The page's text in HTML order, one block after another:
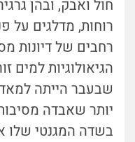
חול ואבק, ובהן
רוחות, מדלגים על
רחבים של דיונות
הגיאולוגיות למים
שבעבר הייתה
יותר שאבדה
בשדה המגנטי שלו